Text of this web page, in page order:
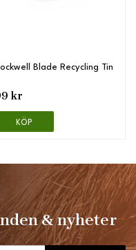
Blade Recycling Tin
kr
KÖP
& nyheter